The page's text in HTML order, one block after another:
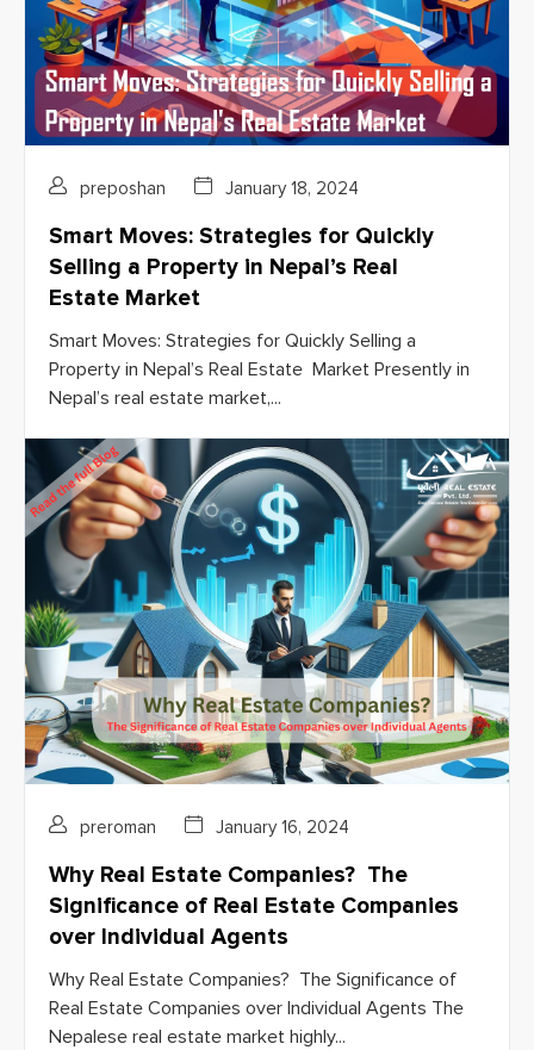
preposhan January 18, 2024
Smart Moves: Strategies for Quickly
Selling a Property in Nepal’s Real
Estate Market
Smart Moves: Strategies for Quickly Selling a
Property in Nepal’s Real Estate Market Presently in
Nepal’s real estate market,...
preroman January 16, 2024
Why Real Estate Companies? The
Significance of Real Estate Companies
over Individual Agents
Why Real Estate Companies? The Significance of
Real Estate Companies over Individual Agents The
Nepalese real estate market highly...